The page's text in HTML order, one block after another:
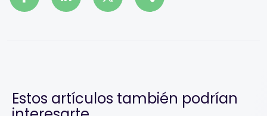
Estos artículos también podrían